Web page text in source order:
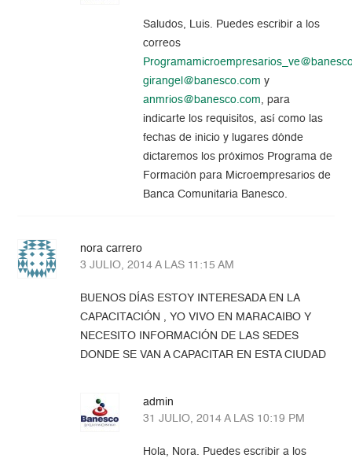
Saludos, Luis. Puedes escribir a los
correos
girangel@banesco.com y
anmrios@banesco.com , para
indicarte los requisitos, así como las
fechas de inicio y lugares dónde
dictaremos los próximos Programa de
Formación para Microempresarios de
Banca Comunitaria Banesco.
nora carrero
3 JULIO, 2014 A LAS 11:15 AM
BUENOS DÍAS ESTOY INTERESADA EN LA
CAPACITACIÓN , YO VIVO EN MARACAIBO Y
NECESITO INFORMACIÓN DE LAS SEDES
DONDE SE VAN A CAPACITAR EN ESTA CIUDAD
admin
31 JULIO, 2014 A LAS 10:19 PM
Hola, Nora. Puedes escribir a los